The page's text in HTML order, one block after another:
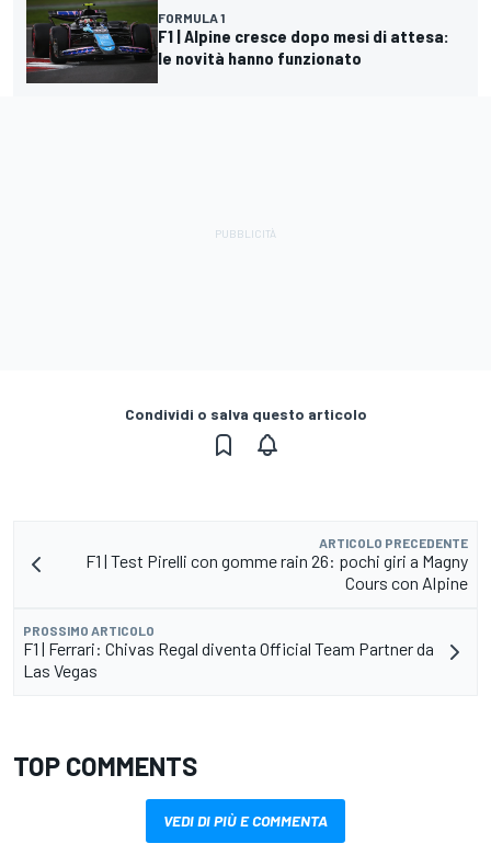
FORMULA 1
F1 | Alpine cresce dopo mesi di attesa:
le novità hanno funzionato
Condividi o salva questo articolo
ARTICOLO PRECEDENTE
F1 | Test Pirelli con gomme rain 26: pochi giri a Magny
Cours con Alpine
PROSSIMO ARTICOLO
F1 | Ferrari: Chivas Regal diventa Official Team Partner da
Las Vegas
TOP COMMENTS
VEDI DI PIÙ E COMMENTA